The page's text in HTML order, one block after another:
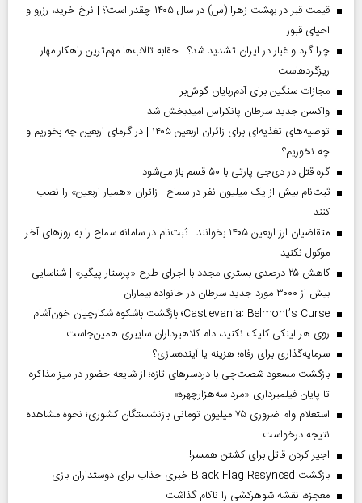
قیمت قبر در بهشت زهرا (س) در سال ۱۴۰۵ چقدر است؟ | نرخ خرید، رزرو و
احیای قبور
چرا گرد و غبار در ایران تشدید شد؟ | حقابه تالاب‌ها مهم‌ترین راهکار مهار
ریزگردهاست
مجازات سنگین برای آدم‌ربایان گوش‌بر
واکسن جدید سرطان پانکراس امیدبخش شد
توصیه‌های تغذیه‌ای برای زائران اربعین ۱۴۰۵ | در گرمای اربعین چه بخوریم و
چه نخوریم؟
گره قتل در دی‌جی پارتی با ۵۰ قسم باز می‌شود
ثبت‌نام بیش از یک میلیون نفر در سماح | زائران «همیار اربعین» را نصب
کنند
متقاضیان ارز اربعین ۱۴۰۵ بخوانند | ثبت‌نام در سامانه سماح را به روز‌های آخر
موکول نکنید
کاهش ۲۵ درصدی بستری مجدد با اجرای طرح «پرستار پیگیر» | شناسایی
بیش از ۳۰۰۰ مورد جدید سرطان در خانواده بیماران
Castlevania: Belmont’s Curse؛ بازگشت باشکوه شکارچیان خون‌آشام
روی هر لینکی کلیک نکنید، دام کلاهبرداران سایبری همین‌جاست
سرمایه‌گذاری برای رفاه؛ هزینه یا آینده‌سازی؟
بازگشت مسعود شصت‌چی با دردسر‌های تازه؛ از شایعه حضور در میز مذاکره
تا پایان فیلمبرداری «مرد سه‌هزارچهره»
استعلام وام ضروری ۷۵ میلیون تومانی بازنشستگان کشوری؛ نحوه مشاهده
نتیجه درخواست
اجیر کردن قاتل برای کشتن همسر!
بازگشت Black Flag Resynced خبری جذاب برای دوستداران بازی
معجزه، نقشه شوهرکشی را ناکام گذاشت